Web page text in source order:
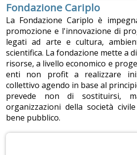
Fondazione Cariplo
La Fondazione Cariplo è
promozione e l'innovazione di
legati ad arte e cultura,
scientifica. La fondazione mette a
risorse, a livello economico e
enti non profit a realizzare
collettivo agendo in base al
prevede non di sostituirsi,
organizzazioni della società
bene pubblico.